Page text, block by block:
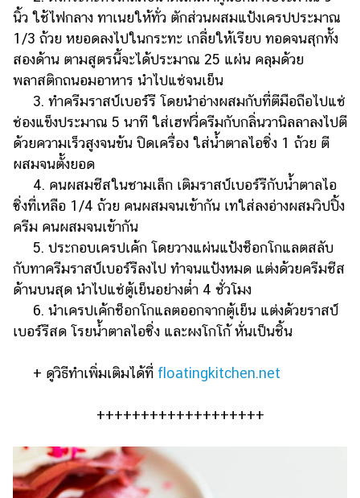
นิ้ว ใช้ไฟกลาง ทาเนยให้ทั่ว ตักส่วนผสมแป้งเครปประมาณ
1/3 ถ้วย หยอดลงไปในกระทะ เกลี่ยให้เรียบ ทอดจนสุกทั้ง
สองด้าน ตามสูตรนี้จะได้ประมาณ 25 แผ่น คลุมด้วย
พลาสติกถนอมอาหาร นำไปแช่จนเย็น
3. ทำครีมราสป์เบอร์รี โดยนำอ่างผสมกับที่ตีมือถือไปแช่
ช่องแข็งประมาณ 5 นาที ใส่เฮฟวี่ครีมกับกลิ่นวานิลลาลงไปตี
ด้วยความเร็วสูงจนข้น ปิดเครื่อง ใส่น้ำตาลไอซิ่ง 1 ถ้วย ตี
ผสมจนตั้งยอด
4. คนผสมชีสในชามเล็ก เติมราสป์เบอร์รีกับน้ำตาลไอ
ซิ่งที่เหลือ 1/4 ถ้วย คนผสมจนเข้ากัน เทใส่ลงอ่างผสมวิปปิ้ง
ครีม คนผสมจนเข้ากัน
5. ประกอบเครปเค้ก โดยวางแผ่นแป้งช็อกโกแลตสลับ
กับทาครีมราสป์เบอร์รีลงไป ทำจนแป้งหมด แต่งด้วยครีมชีส
ด้านบนสุด นำไปแช่ตู้เย็นอย่างต่ำ 4 ชั่วโมง
6. นำเครปเค้กช็อกโกแลตออกจากตู้เย็น แต่งด้วยราสป์
เบอร์รีสด โรยน้ำตาลไอซิ่ง และผงโกโก้ หั่นเป็นชิ้น
+ ดูวิธีทำเพิ่มเติมได้ที่ floatingkitchen.net
+++++++++++++++++++